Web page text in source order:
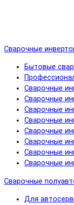
Сварочные
Бытовые
Сварочные
Сварочные
Сварочные
Сварочные
Сварочные
Сварочные
Сварочные
Сварочные
Сварочные
Для